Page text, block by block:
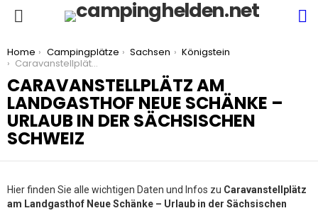
You are here:
Home Campingplätze Sachsen
Königstein
Caravanstellplätz am Landgasthof Neue Schänke – Urlaub in der Sächsischen Schweiz
CARAVANSTELLPLÄTZ AM
LANDGASTHOF NEUE SCHÄNKE –
URLAUB IN DER SÄCHSISCHEN
SCHWEIZ
Hier finden Sie alle wichtigen Daten und Infos zu Caravanstellplätz
am Landgasthof Neue Schänke – Urlaub in der Sächsischen